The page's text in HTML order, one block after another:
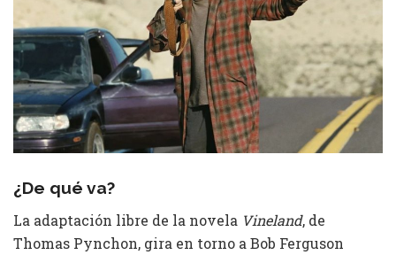
¿De qué va?
La adaptación libre de la novela Vineland, de
Thomas Pynchon, gira en torno a Bob Ferguson